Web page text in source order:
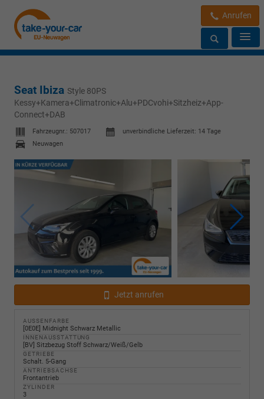
Anrufen
Seat Ibiza Style 80PS
Kessy+Kamera+Climatronic+Alu+PDCvohi+Sitzheiz+App-
Connect+DAB
Fahrzeugnr.: 507017 unverbindliche Lieferzeit: 14 Tage
Neuwagen
Jetzt anrufen
AUSSENFARBE
[0E0E] Midnight Schwarz Metallic
INNENAUSSTATTUNG
[BV] Sitzbezug Stoff Schwarz/Weiß/Gelb
GETRIEBE
Schalt. 5-Gang
ANTRIEBSACHSE
Frontantrieb
ZYLINDER
3